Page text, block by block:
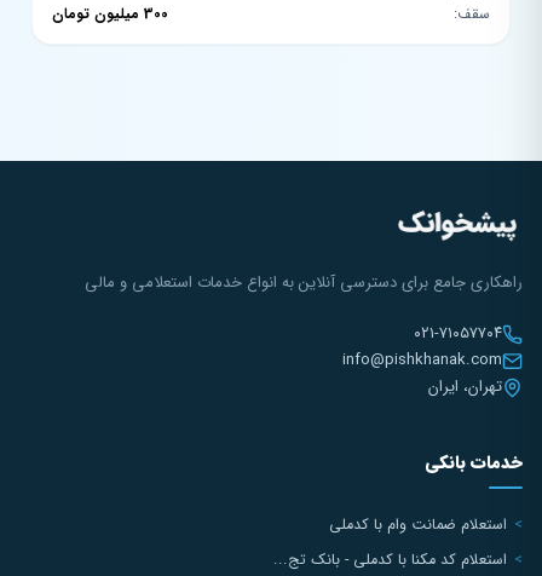
سقف:
300 میلیون تومان
راهکاری جامع برای دسترسی آنلاین به انواع خدمات استعلامی و مالی
۰۲۱-۷۱۰۵۷۷۰۴
info@pishkhanak.com
تهران، ایران
خدمات بانکی
استعلام ضمانت وام با کدملی
استعلام کد مکنا با کدملی - بانک تج...